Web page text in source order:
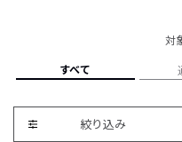
対
すべて
絞り込み